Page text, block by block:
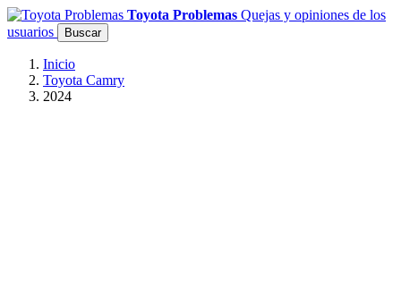
Toyota Problemas Quejas y opiniones de los
usuarios
Buscar
Inicio
Toyota Camry
2024